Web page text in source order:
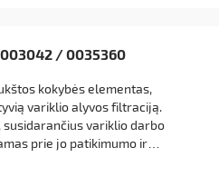
/ 0035360
kokybės elementas,
variklio alyvos filtraciją.
susidarančius variklio darbo
prie jo patikimumo ir